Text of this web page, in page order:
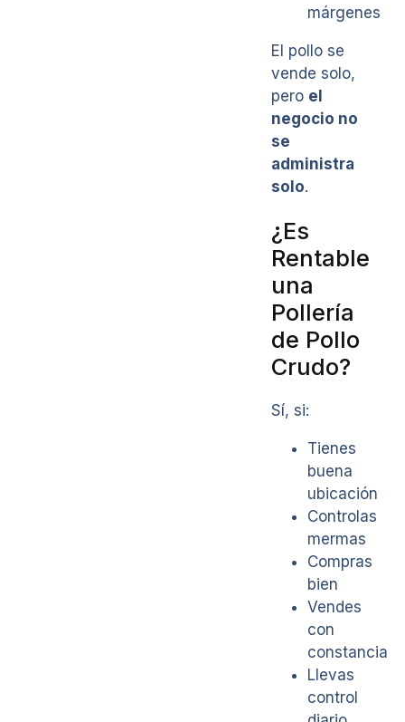
márgenes
El pollo se
vende solo,
pero el
negocio no
se
administra
solo.
¿Es
Rentable
una
Pollería
de Pollo
Crudo?
Sí, si:
Tienes
buena
ubicación
Controlas
mermas
Compras
bien
Vendes
con
constancia
Llevas
control